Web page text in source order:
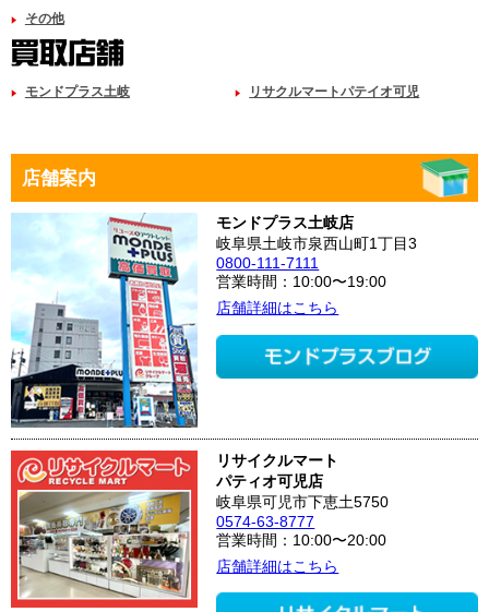
その他
モンドプラス土岐 リサクルマートパテイオ可児
店舗案内
モンドプラス土岐店
岐阜県土岐市泉西山町1丁目3
0800-111-7111
営業時間：10:00〜19:00
店舗詳細はこちら
リサイクルマート
パティオ可児店
岐阜県可児市下恵土5750
0574-63-8777
営業時間：10:00〜20:00
店舗詳細はこちら